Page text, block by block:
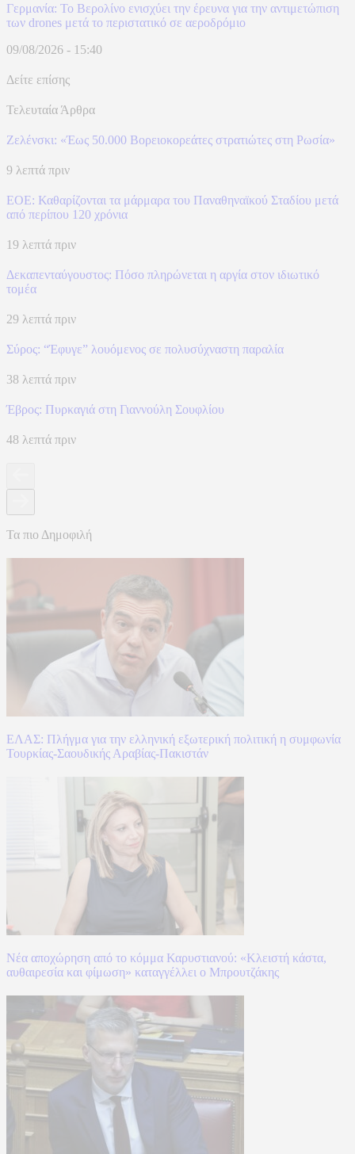
Γερμανία: Το Βερολίνο ενισχύει την έρευνα για την αντιμετώπιση
των drones μετά το περιστατικό σε αεροδρόμιο
09/08/2026 - 15:40
Δείτε επίσης
Τελευταία Άρθρα
Ζελένσκι: «Έως 50.000 Βορειοκορεάτες στρατιώτες στη Ρωσία»
9 λεπτά πριν
ΕΟΕ: Καθαρίζονται τα μάρμαρα του Παναθηναϊκού Σταδίου μετά
από περίπου 120 χρόνια
19 λεπτά πριν
Δεκαπενταύγουστος: Πόσο πληρώνεται η αργία στον ιδιωτικό
τομέα
29 λεπτά πριν
Σύρος: “Έφυγε” λουόμενος σε πολυσύχναστη παραλία
38 λεπτά πριν
Έβρος: Πυρκαγιά στη Γιαννούλη Σουφλίου
48 λεπτά πριν
Τα πιο Δημοφιλή
ΕΛΑΣ: Πλήγμα για την ελληνική εξωτερική πολιτική η συμφωνία
Τουρκίας-Σαουδικής Αραβίας-Πακιστάν
Νέα αποχώρηση από το κόμμα Καρυστιανού: «Κλειστή κάστα,
αυθαιρεσία και φίμωση» καταγγέλλει ο Μπρουτζάκης